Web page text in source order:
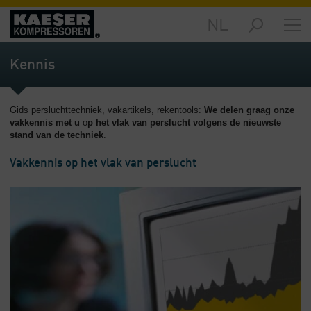
Producten
-
Overzicht
-
Overzicht
Service
Overzicht
-
Kennis
Gids persluchttechniek, vakartikels, rekentools: We delen graag onze
vakkennis met u op het vlak van perslucht volgens de nieuwste
stand van de techniek.
Vakkennis op het vlak van perslucht